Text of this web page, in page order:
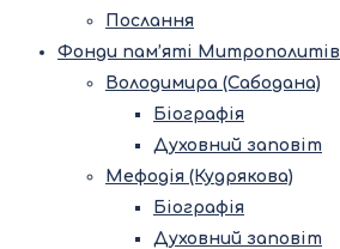
Послання
Фонди пам’яті Митрополитів
Володимира (Сабодана)
Біографія
Духовний заповіт
Мефодія (Кудрякова)
Біографія
Духовний заповіт